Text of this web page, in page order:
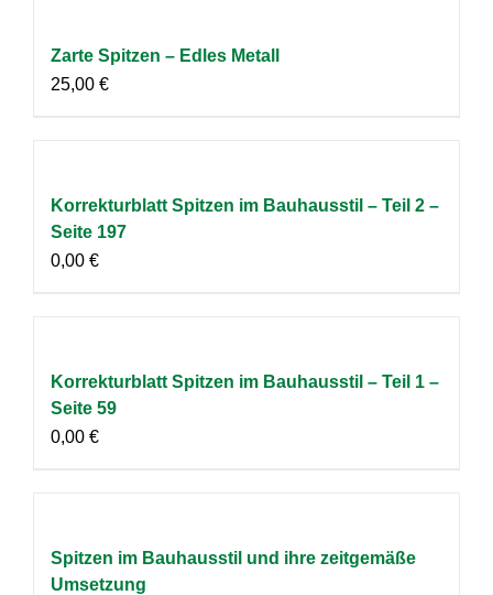
Zarte Spitzen – Edles Metall
25,00 €
Korrekturblatt Spitzen im Bauhausstil – Teil 2 –
Seite 197
0,00 €
Korrekturblatt Spitzen im Bauhausstil – Teil 1 –
Seite 59
0,00 €
Spitzen im Bauhausstil und ihre zeitgemäße
Umsetzung